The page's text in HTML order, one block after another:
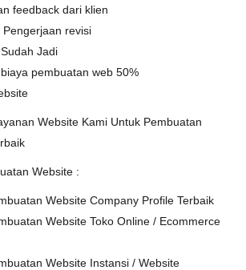
feedback dari klien
revisi
Jadi
pembuatan web 50%
Website Kami Untuk Pembuatan
Website :
Website Company Profile Terbaik
Website Toko Online / Ecommerce
Website Instansi / Website